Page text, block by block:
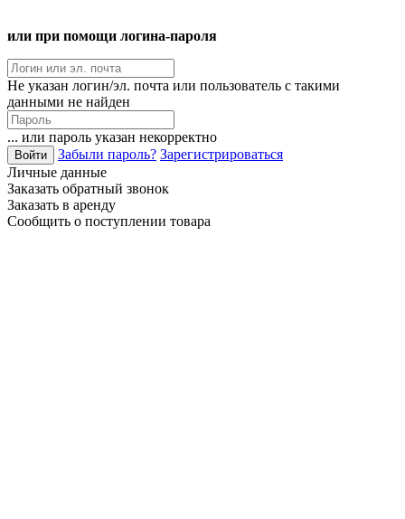
или при помощи логина-пароля
Не указан логин/эл. почта или пользователь с такими
данными не найден
... или пароль указан некорректно
Забыли пароль? Зарегистрироваться
Личные данные
Заказать обратный звонок
Заказать в аренду
Сообщить о поступлении товара